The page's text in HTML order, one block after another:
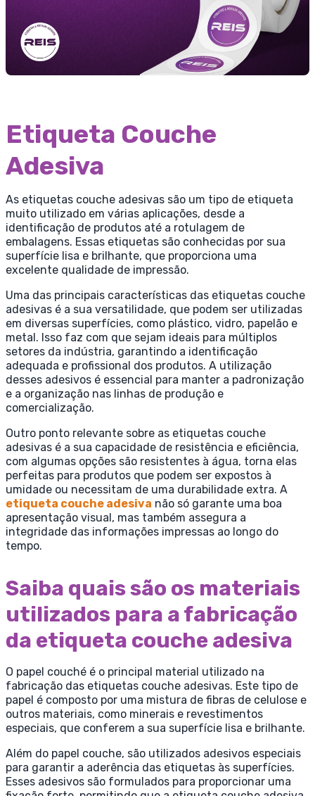
Etiqueta Couche
Adesiva
As etiquetas couche adesivas são um tipo de etiqueta
muito utilizado em várias aplicações, desde a
identificação de produtos até a rotulagem de
embalagens. Essas etiquetas são conhecidas por sua
superfície lisa e brilhante, que proporciona uma
excelente qualidade de impressão.
Uma das principais características das etiquetas couche
adesivas é a sua versatilidade, que podem ser utilizadas
em diversas superfícies, como plástico, vidro, papelão e
metal. Isso faz com que sejam ideais para múltiplos
setores da indústria, garantindo a identificação
adequada e profissional dos produtos. A utilização
desses adesivos é essencial para manter a padronização
e a organização nas linhas de produção e
comercialização.
Outro ponto relevante sobre as etiquetas couche
adesivas é a sua capacidade de resistência e eficiência,
com algumas opções são resistentes à água, torna elas
perfeitas para produtos que podem ser expostos à
umidade ou necessitam de uma durabilidade extra. A
etiqueta couche adesiva não só garante uma boa
apresentação visual, mas também assegura a
integridade das informações impressas ao longo do
tempo.
Saiba quais são os materiais
utilizados para a fabricação
da etiqueta couche adesiva
O papel couché é o principal material utilizado na
fabricação das etiquetas couche adesivas. Este tipo de
papel é composto por uma mistura de fibras de celulose e
outros materiais, como minerais e revestimentos
especiais, que conferem a sua superfície lisa e brilhante.
Além do papel couche, são utilizados adesivos especiais
para garantir a aderência das etiquetas às superfícies.
Esses adesivos são formulados para proporcionar uma